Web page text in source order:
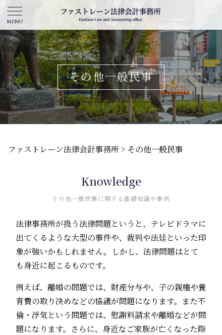
その他一般民事
ファストレーン法律会計事務所 > その他一般民事
Knowledge
その他一般民事に関する基礎知識や事例
法律事務所が扱う法律問題というと、テレビドラマに
出てくるような大型の事件や、裁判や法廷といった印
象が強いかもしれません。しかし、法律問題はとて
も身近に起こるものです。
例えば、離婚の問題では、財産分与や、子の親権や養
育費の取り決めなどの協議が問題になります。また不
倫・浮気という問題では、慰謝料請求や離婚などが問
題になります。さらに、身近なご家族が亡くなった際